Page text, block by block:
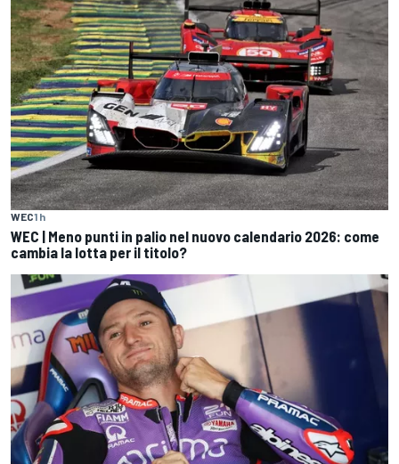
WEC1 h
WEC | Meno punti in palio nel nuovo calendario 2026: come
cambia la lotta per il titolo?